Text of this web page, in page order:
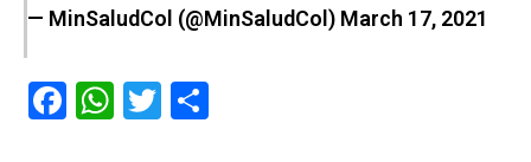
— MinSaludCol (@MinSaludCol) March 17, 2021
F
W T